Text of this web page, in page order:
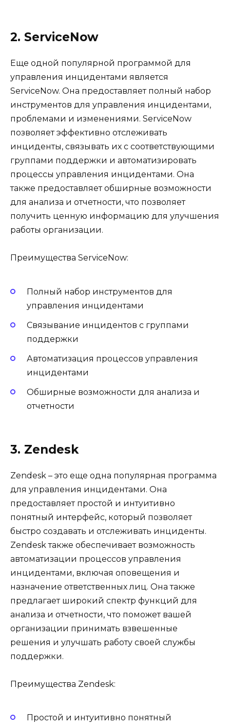
2. ServiceNow
Еще одной популярной программой для
управления инцидентами является
ServiceNow. Она предоставляет полный набор
инструментов для управления инцидентами,
проблемами и изменениями. ServiceNow
позволяет эффективно отслеживать
инциденты, связывать их с соответствующими
группами поддержки и автоматизировать
процессы управления инцидентами. Она
также предоставляет обширные возможности
для анализа и отчетности, что позволяет
получить ценную информацию для улучшения
работы организации.
Преимущества ServiceNow:
Полный набор инструментов для
управления инцидентами
Связывание инцидентов с группами
поддержки
Автоматизация процессов управления
инцидентами
Обширные возможности для анализа и
отчетности
3. Zendesk
Zendesk – это еще одна популярная программа
для управления инцидентами. Она
предоставляет простой и интуитивно
понятный интерфейс, который позволяет
быстро создавать и отслеживать инциденты.
Zendesk также обеспечивает возможность
автоматизации процессов управления
инцидентами, включая оповещения и
назначение ответственных лиц. Она также
предлагает широкий спектр функций для
анализа и отчетности, что поможет вашей
организации принимать взвешенные
решения и улучшать работу своей службы
поддержки.
Преимущества Zendesk:
Простой и интуитивно понятный